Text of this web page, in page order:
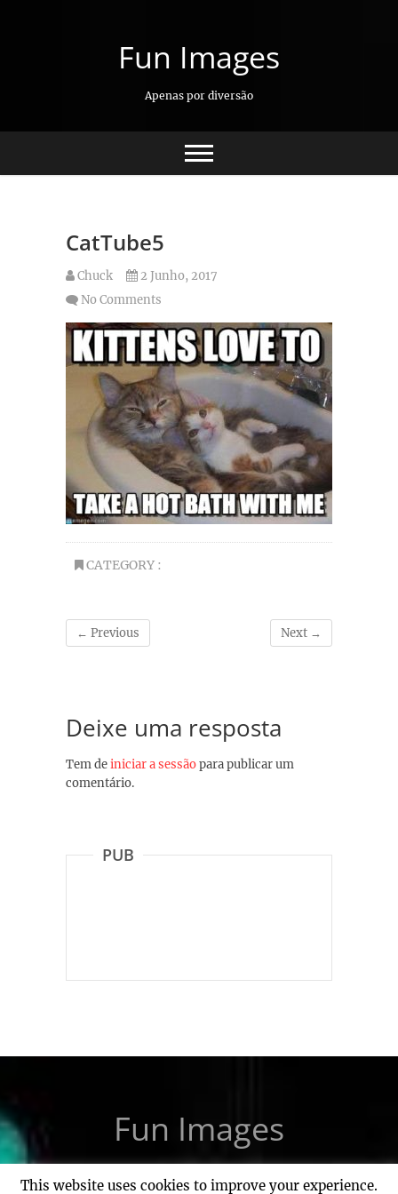
Fun Images
Apenas por diversão
CatTube5
Chuck
2 Junho, 2017
No Comments
CATEGORY :
← Previous Next →
Deixe uma resposta
Tem deiniciar a sessãopara publicar um
comentário.
PUB
Fun Images
This website uses cookies to improve your experience.